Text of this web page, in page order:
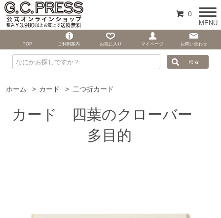
ホーム > カード > 二つ折カード
カード 四葉のクローバー
多目的
0
MENU
TOP ご利用案内 お気に入り マイページ お問い合わせ